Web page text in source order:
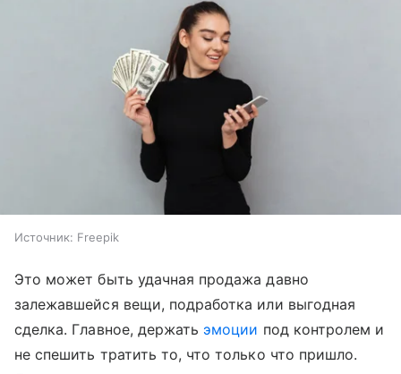
Источник: Freepik
Это может быть удачная продажа давно
залежавшейся вещи, подработка или выгодная
сделка. Главное, держать эмоции под контролем и
не спешить тратить то, что только что пришло.